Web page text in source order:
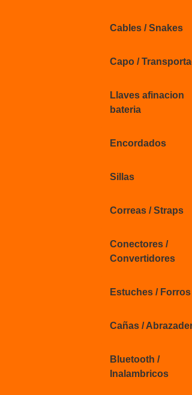
Cables / Snakes
Capo /
Llaves afinacion
bateria
Encordados
Sillas
Correas / Straps
Conectores /
Convertidores
Estuches / Forros
Cañas /
Bluetooth /
Inalambricos